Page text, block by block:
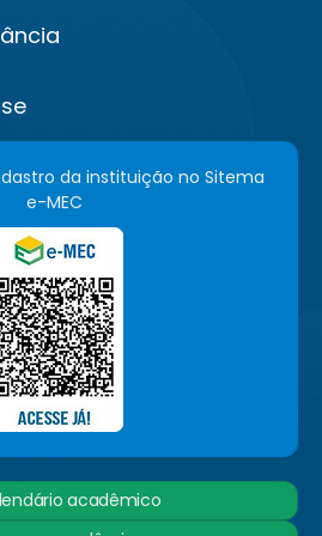
da instituição no Sitema
e-MEC
acadêmico